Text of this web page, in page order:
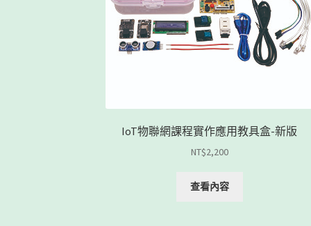
IoT物聯網課程實作應用教具盒-新版
NT$2,200
查看內容